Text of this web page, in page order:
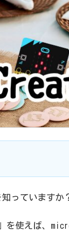
っていますか
を使えば、